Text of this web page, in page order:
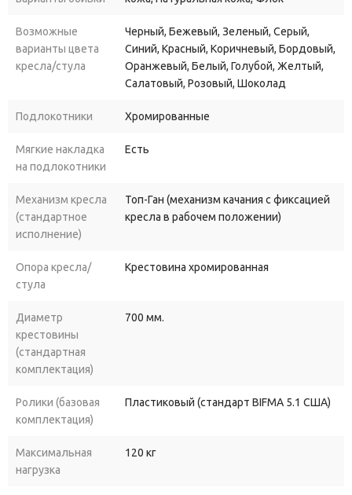
В стандартном исполнении кресло выпускается в черном
Кресло Випимеет регулировочный по высоте механизм,
благодаря которому его можно поднять или опустить. Также
фиксировать его в выбранном положении.
или резиновые ролики.
Возможные
варианты цвета
кресла/стула
Черный, Бежевый, Зеленый, Серый,
Синий, Красный, Коричневый, Бордовый,
Оранжевый, Белый, Голубой, Желтый,
Салатовый, Розовый, Шоколад
Подлокотники Хромированные
Мягкие накладка
на подлокотники
Есть
Механизм кресла
(стандартное
исполнение)
Топ-Ган (механизм качания с фиксацией
кресла в рабочем положении)
Опора кресла/
стула
Крестовина хромированная
Диаметр
крестовины
(стандартная
комплектация)
700 мм.
Ролики (базовая
комплектация)
Пластиковый (стандарт BIFMA 5.1 США)
Максимальная
нагрузка
120 кг